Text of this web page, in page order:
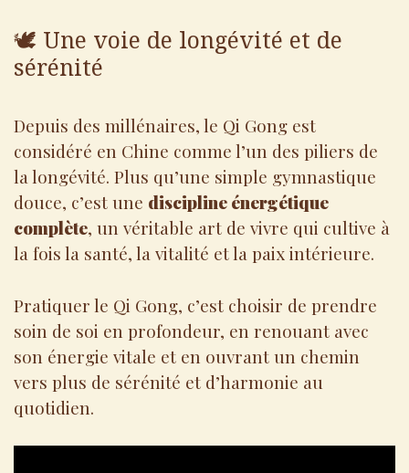
🕊️ Une voie de longévité et de
sérénité
Depuis des millénaires, le Qi Gong est
considéré en Chine comme l’un des piliers de
la longévité. Plus qu’une simple gymnastique
douce, c’est une discipline énergétique
complète, un véritable art de vivre qui cultive à
la fois la santé, la vitalité et la paix intérieure.
Pratiquer le Qi Gong, c’est choisir de prendre
soin de soi en profondeur, en renouant avec
son énergie vitale et en ouvrant un chemin
vers plus de sérénité et d’harmonie au
quotidien.